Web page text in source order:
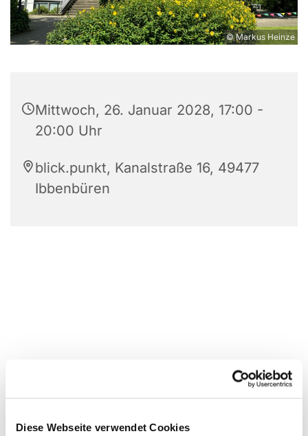
Diese Webseite verwendet Cookies
© Markus Heinze
Mittwoch, 26. Januar 2028, 17:00 -
20:00 Uhr
blick.punkt, Kanalstraße 16, 49477
Ibbenbüren